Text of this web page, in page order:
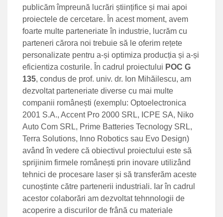
publicăm împreună lucrări științifice și mai apoi
proiectele de cercetare. În acest moment, avem
foarte multe parteneriate în industrie, lucrăm cu
parteneri cărora noi trebuie să le oferim rețete
personalizate pentru a-și optimiza producția și a-și
eficientiza costurile. În cadrul proiectului POC G
135, condus de prof. univ. dr. Ion Mihăilescu, am
dezvoltat parteneriate diverse cu mai multe
companii românești (exemplu: Optoelectronica
2001 S.A., Accent Pro 2000 SRL, ICPE SA, Niko
Auto Com SRL, Prime Batteries Tecnology SRL,
Terra Solutions, Inno Robotics sau Evo Design)
având în vedere că obiectivul proiectului este să
sprijinim firmele românești prin inovare utilizând
tehnici de procesare laser și să transferăm aceste
cunoștinte către partenerii industriali. Iar în cadrul
acestor colaborări am dezvoltat tehnnologii de
acoperire a discurilor de frână cu materiale